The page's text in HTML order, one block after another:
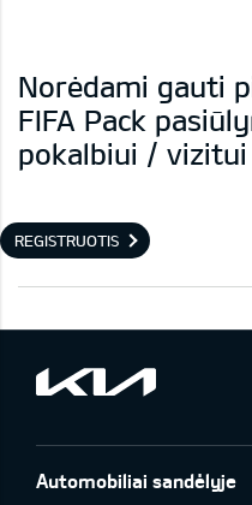
Norėdami gauti
FIFA Pack
pokalbiui / vizitui
REGISTRUOTIS
Automobiliai sandėlyje